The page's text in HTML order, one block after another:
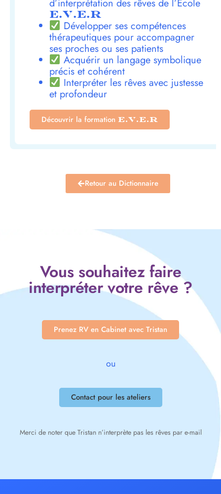
d’interprétation des rêves de l’École
E.V.E.R
Développer ses compétences
thérapeutiques pour accompagner
ses proches ou ses patients
Acquérir un langage symbolique
précis et cohérent
Interpréter les rêves avec justesse
et profondeur
Découvrir la formation E.V.E.R
Retour au Dictionnaire
Vous souhaitez faire
interpréter votre rêve ?
Prenez RV en Cabinet avec Tristan
ou
Contact pour les ateliers
Merci de noter que Tristan n’interprète pas les rêves par e-mail